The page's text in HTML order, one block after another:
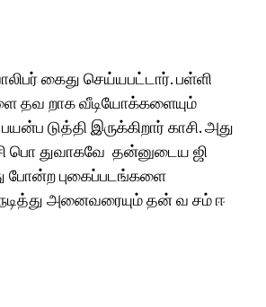
கைது செய்யபட்டார். பள்ளி
தவ றாக வீடியோக்களையும்
டுத்தி இருக்கிறார் காசி. அது
பொ துவாகவே தன்னுடைய ஜி
போன்ற புகைப்படங்களை
அனைவரையும் தன் வ சம் ஈ